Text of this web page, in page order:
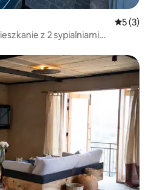
Średnia
5 (3)
z 2 sypialniami